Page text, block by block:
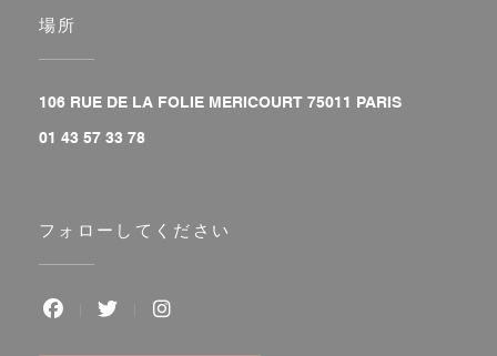
場所
106 RUE DE LA FOLIE MERICOURT 75011 PARIS((新しいウィ
01 43 57 33 78
フォローしてください